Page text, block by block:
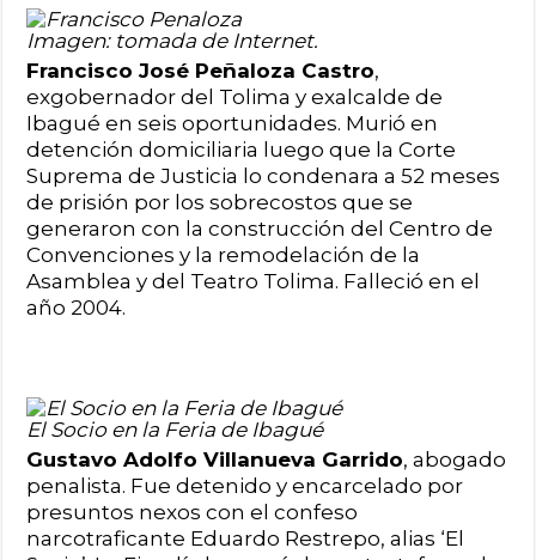
Imagen: tomada de Internet.
Francisco José Peñaloza Castro,
exgobernador del Tolima y exalcalde de
Ibagué en seis oportunidades. Murió en
detención domiciliaria luego que la Corte
Suprema de Justicia lo condenara a 52 meses
de prisión por los sobrecostos que se
generaron con la construcción del Centro de
Convenciones y la remodelación de la
Asamblea y del Teatro Tolima. Falleció en el
año 2004.
El Socio en la Feria de Ibagué
Gustavo Adolfo Villanueva Garrido, abogado
penalista. Fue detenido y encarcelado por
presuntos nexos con el confeso
narcotraficante Eduardo Restrepo, alias ‘El